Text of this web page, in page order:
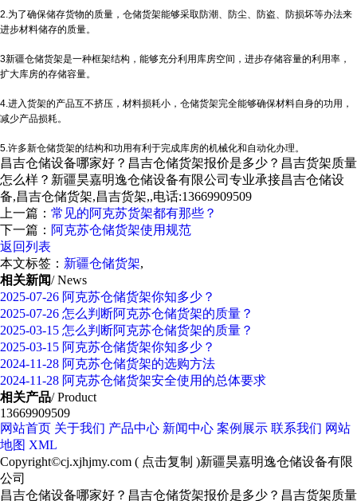
2.为了确保储存货物的质量，仓储货架能够采取防潮、防尘、防盗、防损坏等办法来
进步材料储存的质量。
3新疆仓储货架是一种框架结构，能够充分利用库房空间，进步存储容量的利用率，
扩大库房的存储容量。
4.进入货架的产品互不挤压，材料损耗小，仓储货架完全能够确保材料自身的功用，
减少产品损耗。
5.许多新仓储货架的结构和功用有利于完成库房的机械化和自动化办理。
昌吉仓储设备哪家好？昌吉仓储货架报价是多少？昌吉货架质量
怎么样？新疆昊嘉明逸仓储设备有限公司专业承接昌吉仓储设
备,昌吉仓储货架,昌吉货架,,电话:13669909509
上一篇： 常见的阿克苏货架都有那些？
下一篇： 阿克苏仓储货架使用规范
返回列表
本文标签： 新疆仓储货架,
相关新闻/ News
2025-07-26 阿克苏仓储货架你知多少？
2025-07-26 怎么判断阿克苏仓储货架的质量？
2025-03-15 怎么判断阿克苏仓储货架的质量？
2025-03-15 阿克苏仓储货架你知多少？
2024-11-28 阿克苏仓储货架的选购方法
2024-11-28 阿克苏仓储货架安全使用的总体要求
相关产品/ Product
13669909509
网站首页 关于我们 产品中心 新闻中心 案例展示 联系我们 网站
地图 XML
Copyright©cj.xjhjmy.com ( 点击复制 )新疆昊嘉明逸仓储设备有限
公司
昌吉仓储设备哪家好？昌吉仓储货架报价是多少？昌吉货架质量